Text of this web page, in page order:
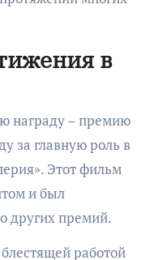
в
награду – премию
за главную роль в
Этот фильм
и был
других премий.
работой